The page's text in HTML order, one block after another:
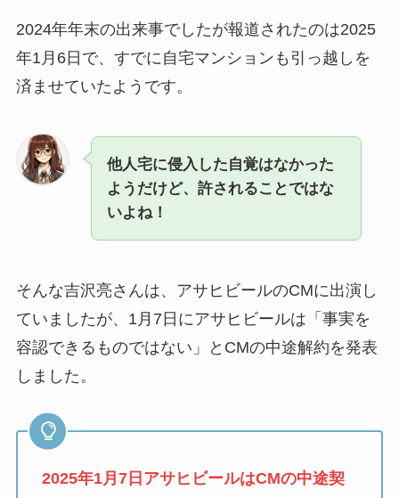
2024年年末の出来事でしたが報道されたのは2025
年1月6日で、すでに自宅マンションも引っ越しを
済ませていたようです。
他人宅に侵入した自覚はなかった
ようだけど、許されることではな
いよね！
そんな吉沢亮さんは、アサヒビールのCMに出演し
ていましたが、1月7日にアサヒビールは「事実を
容認できるものではない」とCMの中途解約を発表
しました。
2025年1月7日アサヒビールはCMの中途契